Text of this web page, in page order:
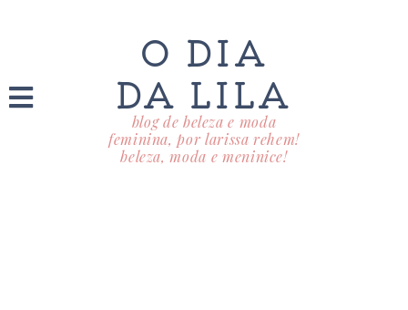
O DIA
DA LILA
blog de beleza e moda
feminina, por larissa rehem!
beleza, moda e meninice!